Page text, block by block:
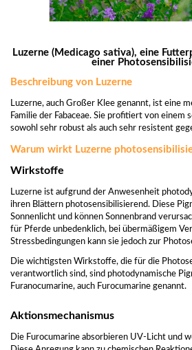
Luzerne (Medicago sativa), eine
einer
Beschreibung von Luzerne
Luzerne, auch Großer Klee genannt, ist eine
Familie der Fabaceae. Sie profitiert von einem
sowohl sehr robust als auch sehr resistent
Warum wirkt Luzerne
Wirkstoffe
Luzerne ist aufgrund der Anwesenheit
ihren Blättern photosensibilisierend. Diese
Sonnenlicht und können Sonnenbrand
für Pferde unbedenklich, bei übermäßigem
Stressbedingungen kann sie jedoch zur
Die wichtigsten Wirkstoffe, die für die
verantwortlich sind, sind photodynamische
Furanocumarine, auch Furocumarine genannt.
Aktionsmechanismus
Die Furocumarine absorbieren UV-Licht und